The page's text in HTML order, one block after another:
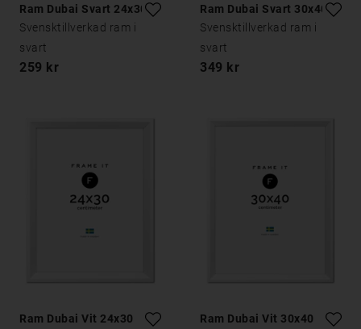
Ram Dubai Svart 24x30
Svensktillverkad ram i
svart
259 kr
Ram Dubai Svart 30x40
Svensktillverkad ram i
svart
349 kr
Ram Dubai Vit 24x30
Ram Dubai Vit 30x40